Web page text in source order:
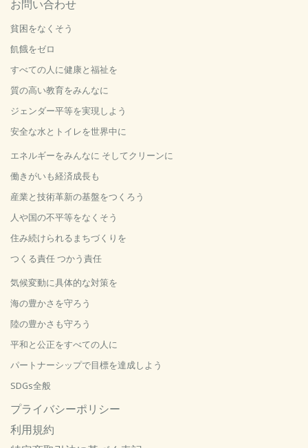
お問い合わせ
貧困をなくそう
飢餓をゼロ
すべての人に健康と福祉を
質の高い教育をみんなに
ジェンダー平等を実現しよう
安全な水とトイレを世界中に
エネルギーをみんなに そしてクリーンに
働きがいも経済成長も
産業と技術革新の基盤をつくろう
人や国の不平等をなくそう
住み続けられるまちづくりを
つくる責任 つかう責任
気候変動に具体的な対策を
海の豊かさを守ろう
陸の豊かさも守ろう
平和と公正をすべての人に
パートナーシップで目標を達成しよう
SDGs全般
プライバシーポリシー
利用規約